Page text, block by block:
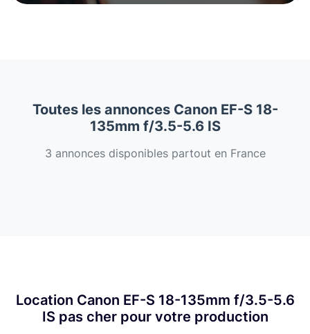
Toutes les annonces Canon EF-S 18-
135mm f/3.5-5.6 IS
3 annonces disponibles partout en France
Location Canon EF-S 18-135mm f/3.5-5.6
IS pas cher pour votre production